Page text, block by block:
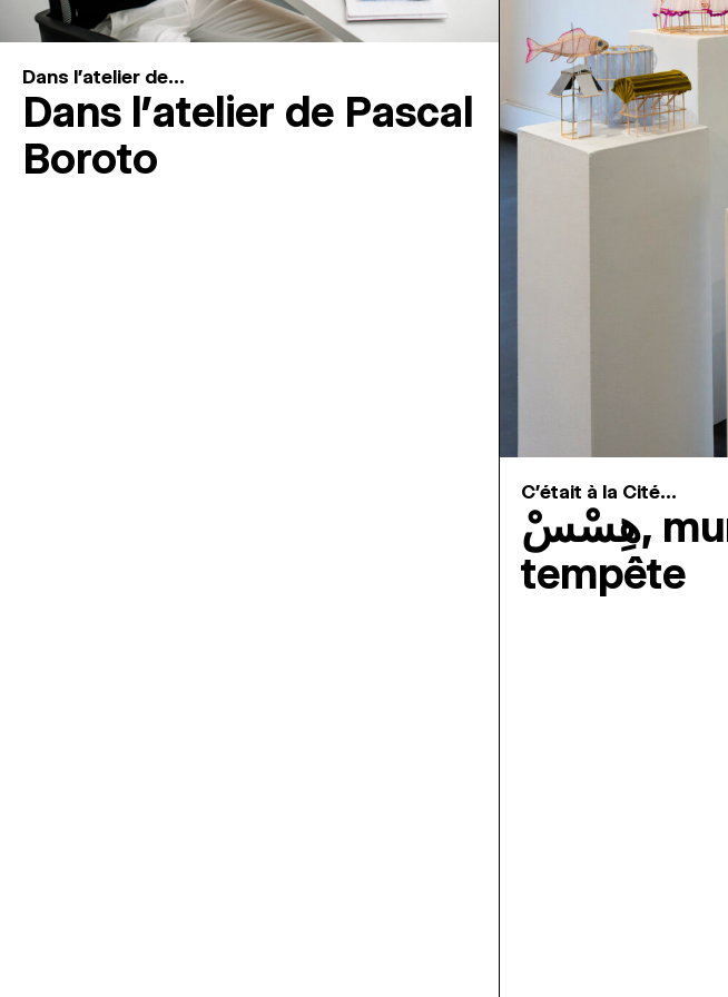
Dans l'atelier de...
Dans l’atelier de Pascal
Boroto
C'était à la Cité...
هِسْسْ, murmures de
tempête